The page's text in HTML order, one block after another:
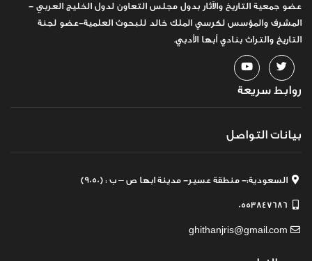
عضو جمعية التاريخ والآثار بدول مجلس التعاون لدول الخليج العربي -
المشرف والمؤسس لكرسي الملك خالد للبحوث العلمية-عضو لجنة
التاريخ والتراث بنادي أبها الأدبي.
روابط سريعة
بيانات التواصل
السعودية:- منطقة عسير- مدينة ابها ص – ب : (9050)
0553847686
ghithanjris@gmail.com